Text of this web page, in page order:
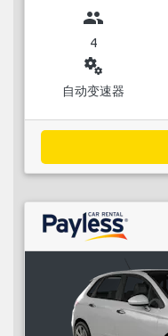
group
4
miscellaneous_services
自动变速器